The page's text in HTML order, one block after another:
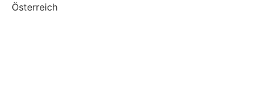
Österreich